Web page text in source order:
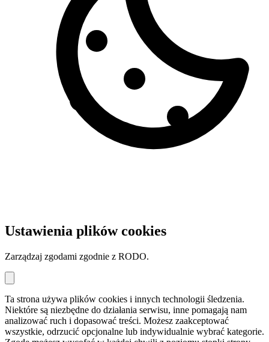
Ustawienia plików cookies
Zarządzaj zgodami zgodnie z RODO.
Ta strona używa plików cookies i innych technologii śledzenia.
Niektóre są niezbędne do działania serwisu, inne pomagają nam
analizować ruch i dopasować treści. Możesz zaakceptować
wszystkie, odrzucić opcjonalne lub indywidualnie wybrać kategorie.